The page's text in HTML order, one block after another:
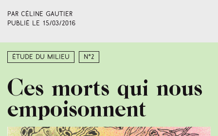
Par Céline Gautier
Publié le 15/03/2016
Étude du milieu N°2
Ces morts qui nous
empoisonnent